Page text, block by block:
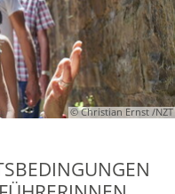
© Christian Ernst /NZT